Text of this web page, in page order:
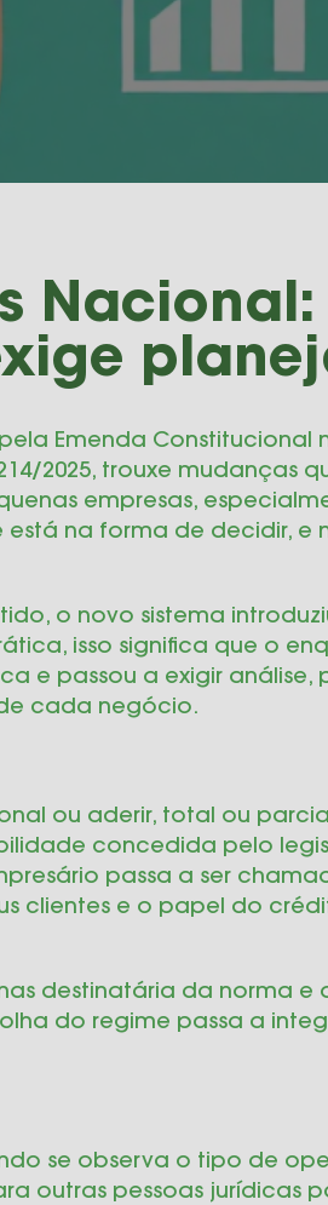
Nacional:
Emenda Constitucional
2025, trouxe mudanças
empresas,
na forma de decidir, e
o novo sistema
isso significa que o
e passou a exigir análise,
cada negócio.
ou aderir, total ou
concedida pelo
passa a ser
clientes e o papel do
destinatária da norma e
do regime passa a
se observa o tipo de
outras pessoas jurídicas